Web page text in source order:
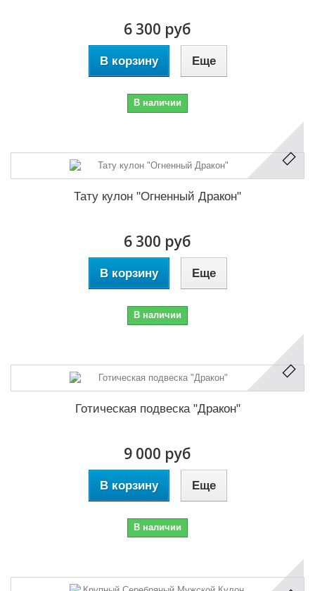
6 300 руб
В корзину Еще
В наличии
Тату кулон "Огненный Дракон"
6 300 руб
В корзину Еще
В наличии
Готическая подвеска "Дракон"
9 000 руб
В корзину Еще
В наличии